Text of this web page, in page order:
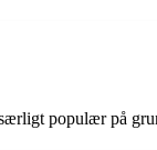
populær på